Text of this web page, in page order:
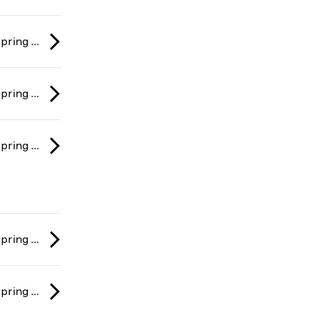
BLAST Rivals: Spring 2026
BLAST Rivals: Spring 2026
BLAST Rivals: Spring 2026
BLAST Rivals: Spring 2026
BLAST Rivals: Spring 2026